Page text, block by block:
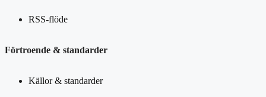
RSS-flöde
Förtroende & standarder
Källor & standarder